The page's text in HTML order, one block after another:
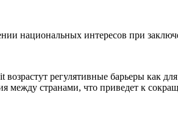
национальных интересов при
возрастут регулятивные барьеры как
между странами, что приведет к